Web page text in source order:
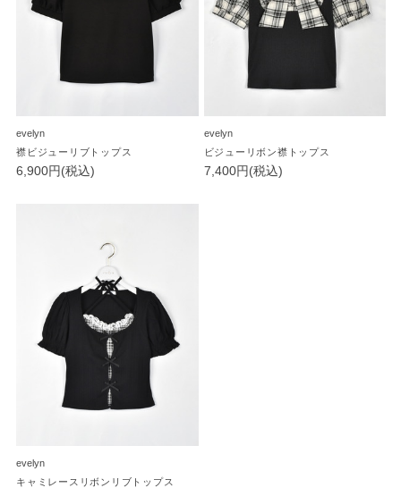
evelyn
襟ビジューリブトップス
6,900円(税込)
evelyn
ビジューリボン襟トップス
7,400円(税込)
evelyn
キャミレースリボンリブトップス